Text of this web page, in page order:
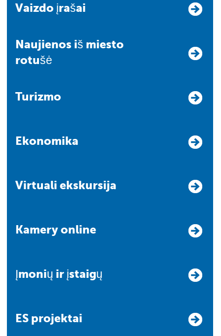
Vaizdo įrašai
Naujienos iš miesto
rotušė
Turizmo
Ekonomika
Virtuali ekskursija
Kamery online
Įmonių ir įstaigų
ES projektai